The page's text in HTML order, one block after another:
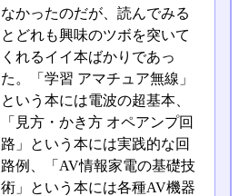
なかったのだが、読んでみる
とどれも興味のツボを突いて
くれるイイ本ばかりであっ
た。「学習 アマチュア無線」
という本には電波の超基本、
「見方・かき方 オペアンプ回
路」という本には実践的な回
路例、「AV情報家電の基礎技
術」という本には各種AV機器